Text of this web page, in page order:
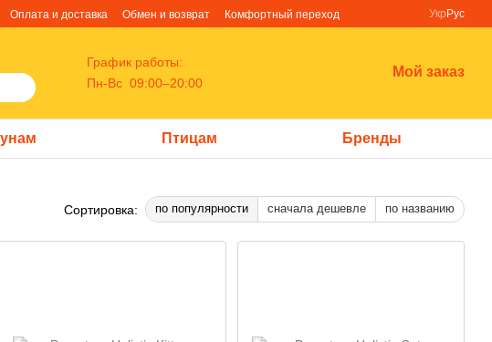
Оплата и доставка Обмен и возврат
Комфортный переход
Укр Рус
График работы:
Пн-Вс 09:00–20:00
Мой заказ
Птицам Бренды
Сортировка: по популярности сначала дешевле по названию